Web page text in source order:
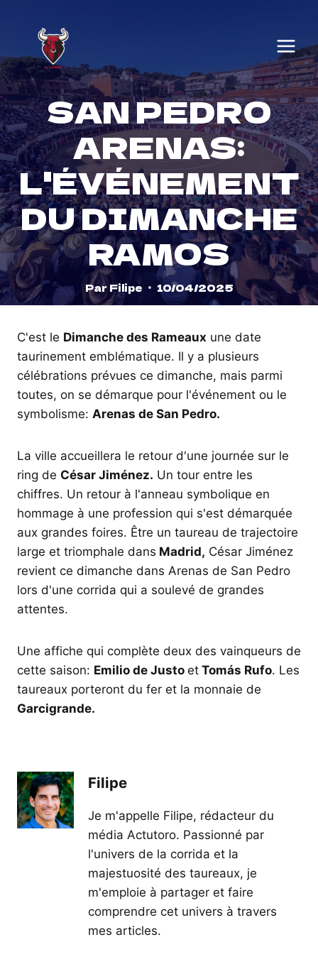
content
SAN PEDRO
ARENAS:
L'ÉVÉNEMENT
DU DIMANCHE
RAMOS
Par Filipe 10/04/2025
C'est le Dimanche des Rameaux une date
taurinement emblématique. Il y a plusieurs
célébrations prévues ce dimanche, mais parmi
toutes, on se démarque pour l'événement ou le
symbolisme: Arenas de San Pedro.
La ville accueillera le retour d'une journée sur le
ring de César Jiménez. Un tour entre les
chiffres. Un retour à l'anneau symbolique en
hommage à une profession qui s'est démarquée
aux grandes foires. Être un taureau de trajectoire
large et triomphale dans Madrid, César Jiménez
revient ce dimanche dans Arenas de San Pedro
lors d'une corrida qui a soulevé de grandes
attentes.
Une affiche qui complète deux des vainqueurs de
cette saison: Emilio de Justo et Tomás Rufo. Les
taureaux porteront du fer et la monnaie de
Garcigrande.
Filipe
Je m'appelle Filipe, rédacteur du
média Actutoro. Passionné par
l'univers de la corrida et la
majestuosité des taureaux, je
m'emploie à partager et faire
comprendre cet univers à travers
mes articles.